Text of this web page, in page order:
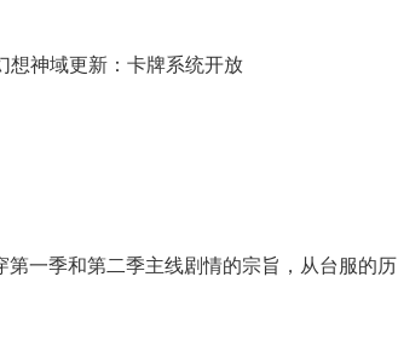
想神域更新：卡牌系统开放
一季和第二季主线剧情的宗旨，从台服的历